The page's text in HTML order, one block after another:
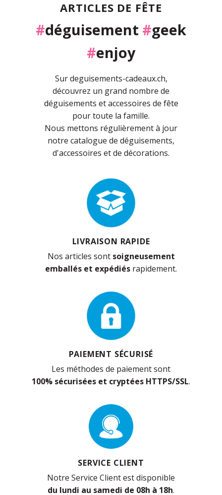
ARTICLES DE FÊTE
#déguisement #geek
#enjoy
Sur deguisements-cadeaux.ch,
découvrez un grand nombre de
déguisements et accessoires de fête
pour toute la famille.
Nous mettons régulièrement à jour
notre catalogue de déguisements,
d'accessoires et de décorations.
LIVRAISON RAPIDE
Nos articles sont soigneusement
emballés et expédiés rapidement.
PAIEMENT SÉCURISÉ
Les méthodes de paiement sont
100% sécurisées et cryptées HTTPS/SSL.
SERVICE CLIENT
Notre Service Client est disponible
du lundi au samedi de 08h à 18h.